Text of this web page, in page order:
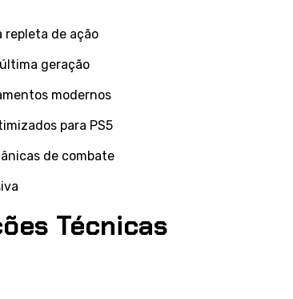
repleta de ação
geração
modernos
para PS5
de combate
Técnicas